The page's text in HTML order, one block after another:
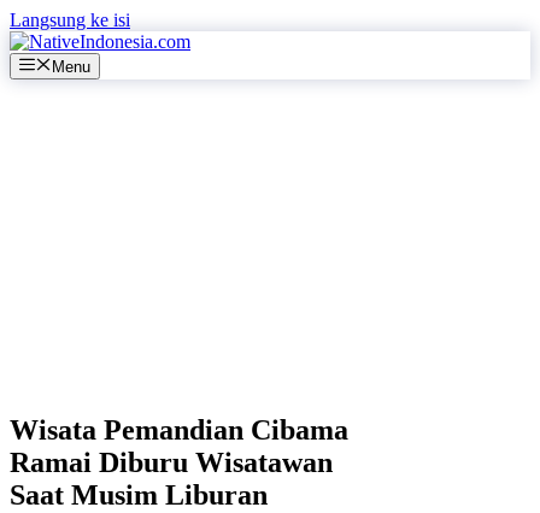
Langsung ke isi
Menu
Wisata Pemandian Cibama
Ramai Diburu Wisatawan
Saat Musim Liburan